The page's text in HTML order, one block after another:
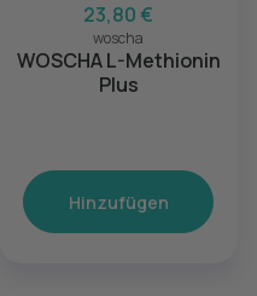
23,80 €
woscha
WOSCHA L-Methionin
Plus
Hinzufügen